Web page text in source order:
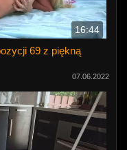
16:44
69 z piękną
07.06.2022